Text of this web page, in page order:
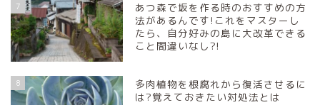
7
あつ森で坂を作る時のおすすめの方
法があるんです!これをマスターし
たら、自分好みの島に大改革できる
こと間違いなし?!
8
多肉植物を根腐れから復活させるに
は?覚えておきたい対処法とは